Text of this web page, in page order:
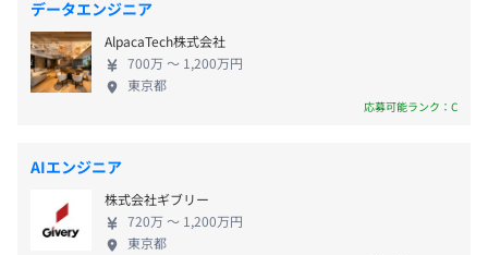
プロジェクトの規模やフェーズでばらつきがありますが5
PM1名、テックリード1名、エンジニア3名に加え、テス
ト計画を作るクオリティリーダー、品質管理を担当する
QAがプロジェクトに参画します。
・固定賞与4月10月
年1回
さまざまな場面で活躍しながら、多彩なスキルを身
につけることができます。
データエンジニア
AlpacaTech株式会社
700万 〜 1,200万円
東京都
応募可能ランク：C
AIエンジニア
株式会社ギブリー
720万 〜 1,200万円
東京都